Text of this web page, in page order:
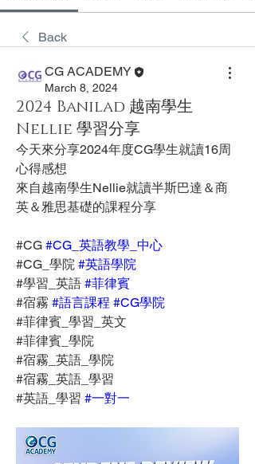
Back
CG ACADEMY
March 8, 2024
2024 Banilad 越南學生
Nellie 學習分享
今天來分享2024年度CG學生就讀16周
心得感想
來自越南學生Nellie就讀半斯巴達＆商
英＆雅思基礎的課程分享
#CG #CG_英語教學_中心
#CG_學院 #英語學院
#學習_英語 #菲律賓
#宿霧 #語言課程 #CG學院
#菲律賓_學習_英文
#菲律賓_學院
#宿霧_英語_學院
#宿霧_英語_學習
#英語_學習 #一對一